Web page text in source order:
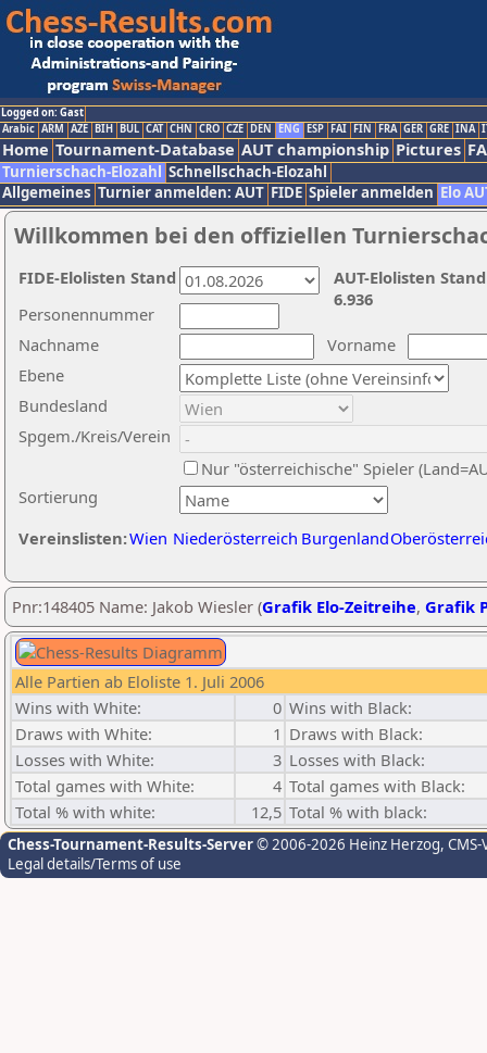
Logged on: Gast
Arabic ARM AZE BIH BUL CAT CHN CRO CZE DEN ENG ESP FAI FIN FRA GER GRE INA
Home Tournament-Database AUT championship Pictures
Turnierschach-Elozahl Schnellschach-Elozahl
Allgemeines Turnier anmelden: AUT FIDE Spieler anmelden Elo
Willkommen bei den offiziellen
Nachname
Vorname
Ebene
Sortierung
Personennummer
Bundesland
Spgem./Kreis/Verein
Nur "österreichische" Spieler
Vereinslisten:Wien Niederösterreich Burgenland
AUT-Elolisten
6.936
FIDE-Elolisten Stand
Pnr:148405 Name: Jakob Wiesler (Grafik Elo-Zeitreihe, Grafik
Alle Partien ab Eloliste 1. Juli 2006
Wins with White:
0 Wins with Black:
Draws with White:
1 Draws with Black:
Losses with White:
3 Losses with Black:
Total games with White:
4 Total games with Black:
Total % with white:
12,5 Total % with black:
Chess-Tournament-Results-Server© 2006-2026 Heinz Herzog,
Legal details/Terms of use